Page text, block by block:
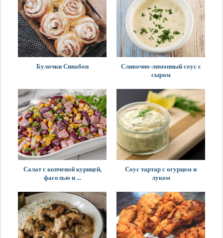
Булочки Синабон
Сливочно-лимонный соус с
сыром
Салат с копченой курицей,
фасолью и ...
Соус тартар с огурцом и
луком